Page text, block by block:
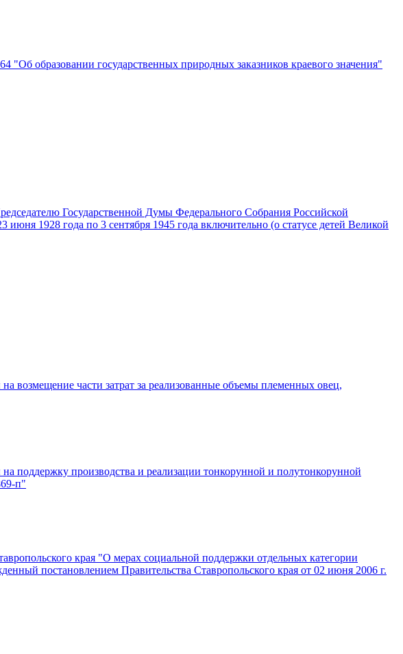
образовании государственных природных заказников краевого значения"
Государственной Думы Федерального Собрания Российской
1928 года по 3 сентября 1945 года включительно (о статусе детей Великой
возмещение части затрат за реализованные объемы племенных овец,
поддержку производства и реализации тонкорунной и полутонкорунной
п"
края "О мерах социальной поддержки отдельных категории
постановлением Правительства Ставропольского края от 02 июня 2006 г.